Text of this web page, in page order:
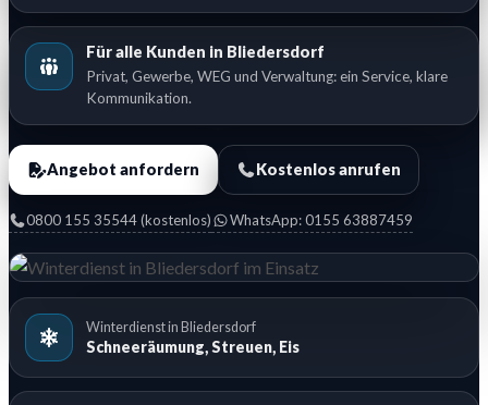
Für alle Kunden in Bliedersdorf
Privat, Gewerbe, WEG und Verwaltung: ein Service, klare
Kommunikation.
Angebot anfordern Kostenlos anrufen
0800 155 35544 (kostenlos) WhatsApp: 0155 63887459
Winterdienst in Bliedersdorf
Schneeräumung, Streuen, Eis